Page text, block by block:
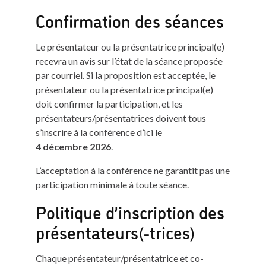
Confirmation des séances
Le présentateur ou la présentatrice principal(e)
recevra un avis sur l’état de la séance proposée
par courriel. Si la proposition est acceptée, le
présentateur ou la présentatrice principal(e)
doit confirmer la participation, et les
présentateurs/présentatrices doivent tous
s’inscrire à la conférence d’ici le
4 décembre 2026.
L’acceptation à la conférence ne garantit pas une
participation minimale à toute séance.
Politique d’inscription des
présentateurs(-trices)
Chaque présentateur/présentatrice et co-